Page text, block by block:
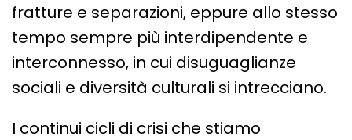
fratture e separazioni, eppure allo stesso
tempo sempre più interdipendente e
interconnesso, in cui disuguaglianze
sociali e diversità culturali si intrecciano.
I continui cicli di crisi che stiamo